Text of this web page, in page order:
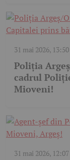
31 mai 2026, 13:50
Poliția
cadrul
Mioveni!
31 mai 2026, 12:07